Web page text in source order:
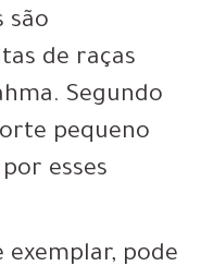
são
de raças
Segundo
pequeno
esses
exemplar, pode